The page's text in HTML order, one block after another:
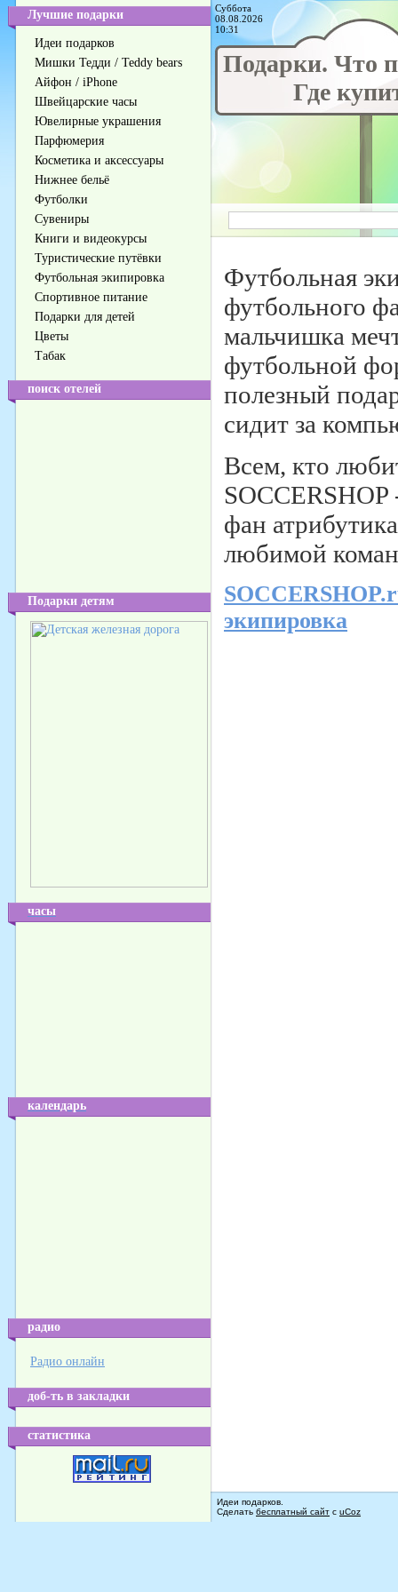
Лучшие подарки
Идеи подарков
Мишки Тедди / Teddy bears
Айфон / iPhone
Швейцарские часы
Ювелирные украшения
Парфюмерия
Косметика и аксессуары
Нижнее бельё
Футболки
Сувениры
Книги и видеокурсы
Туристические путёвки
Футбольная экипировка
Спортивное питание
Подарки для детей
Цветы
Табак
поиск отелей
Подарки детям
часы
календарь
радио
Радио онлайн
доб-ть в закладки
статистика
Суббота
08.08.2026
10:31
Подарки. Что
Где
Футбольная
футбольного
мальчишка
футбольной
полезный
сидит за
Всем, кто
SOCCERSHOP
фан
любимой
экипировка
Идеи подарков.
Сделать бесплатный сайт с uCoz